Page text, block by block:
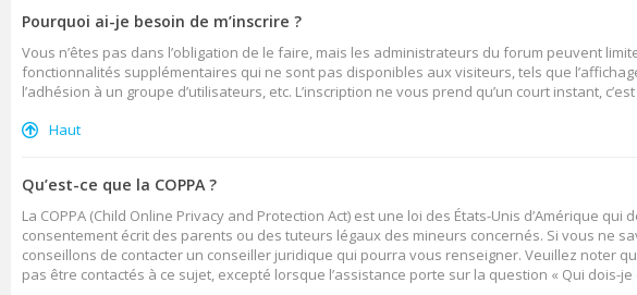
Pourquoi ai-je besoin de m’inscrire ?
Vous n’êtes pas dans l’obligation de le faire, mais les administrateurs du forum peuvent
fonctionnalités supplémentaires qui ne sont pas disponibles aux visiteurs, tels que
l’adhésion à un groupe d’utilisateurs, etc. L’inscription ne vous prend qu’un court instant,
Haut
Qu’est-ce que la COPPA ?
La COPPA (Child Online Privacy and Protection Act) est une loi des États-Unis d’Amérique
consentement écrit des parents ou des tuteurs légaux des mineurs concernés. Si vous ne
conseillons de contacter un conseiller juridique qui pourra vous renseigner. Veuillez noter
pas être contactés à ce sujet, excepté lorsque l’assistance porte sur la question « Qui dois-